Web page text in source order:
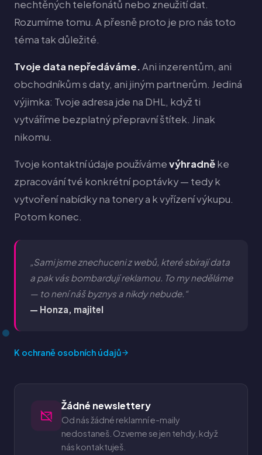
nechtěných telefonátů nebo zneužití dat.
Rozumíme tomu. A přesně proto je pro nás toto
téma tak důležité.
Tvoje data nepředáváme.Ani inzerentům, ani
obchodníkům s daty, ani jiným partnerům. Jediná
výjimka: Tvoje adresa jde na DHL, když ti
vytváříme bezplatný přepravní štítek. Jinak
nikomu.
Tvoje kontaktní údaje používámevýhradněke
zpracování tvé konkrétní poptávky — tedy k
vytvoření nabídky na tonery a k vyřízení výkupu.
Potom konec.
„Sami jsme znechuceni z webů, které sbírají data
a pak vás bombardují reklamou. To my neděláme
— to není náš byznys a nikdy nebude.“
— Honza, majitel
K ochraně osobních údajů
Žádné newslettery
Od nás žádné reklamní e-maily
nedostaneš. Ozveme se jen tehdy, když
nás kontaktuješ.